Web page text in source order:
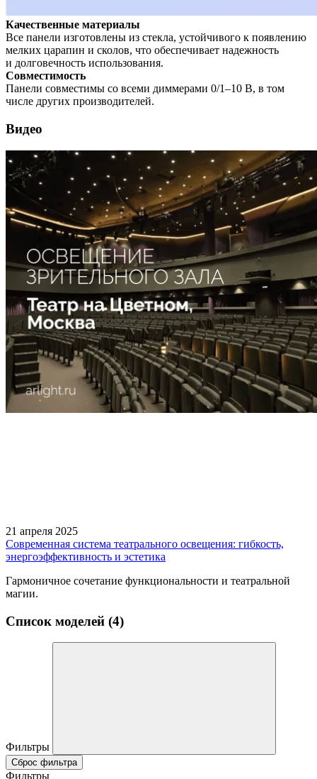
Качественные материалы
Все панели изготовлены из стекла, устойчивого к появлению
мелких царапин и сколов, что обеспечивает надежность
и долговечность использования.
Совместимость
Панели совместимы со всеми диммерами 0/1–10 В, в том
числе других производителей.
Видео
21 апреля 2025
Современная система театрального освещения: гибкость,
энергоэффективность и эстетика
Гармоничное сочетание функциональности и театральной
магии.
Список моделей (4)
Фильтры
Сброс фильтра
Фильтры